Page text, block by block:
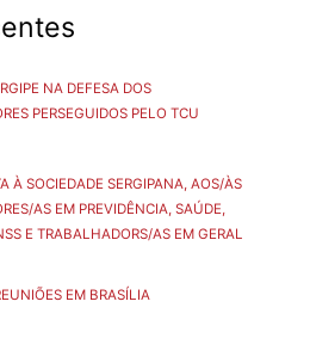
NA DEFESA DOS
PERSEGUIDOS PELO TCU
À SOCIEDADE SERGIPANA, AOS/ÀS
AS EM PREVIDÊNCIA, SAÚDE,
E TRABALHADORS/AS EM GERAL
EM BRASÍLIA